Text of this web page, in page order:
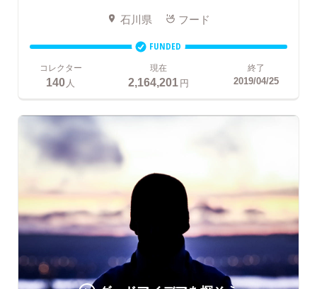
石川県 フード
FUNDED
コレクター
140 人
現在
2,164,201円
終了
2019/04/25